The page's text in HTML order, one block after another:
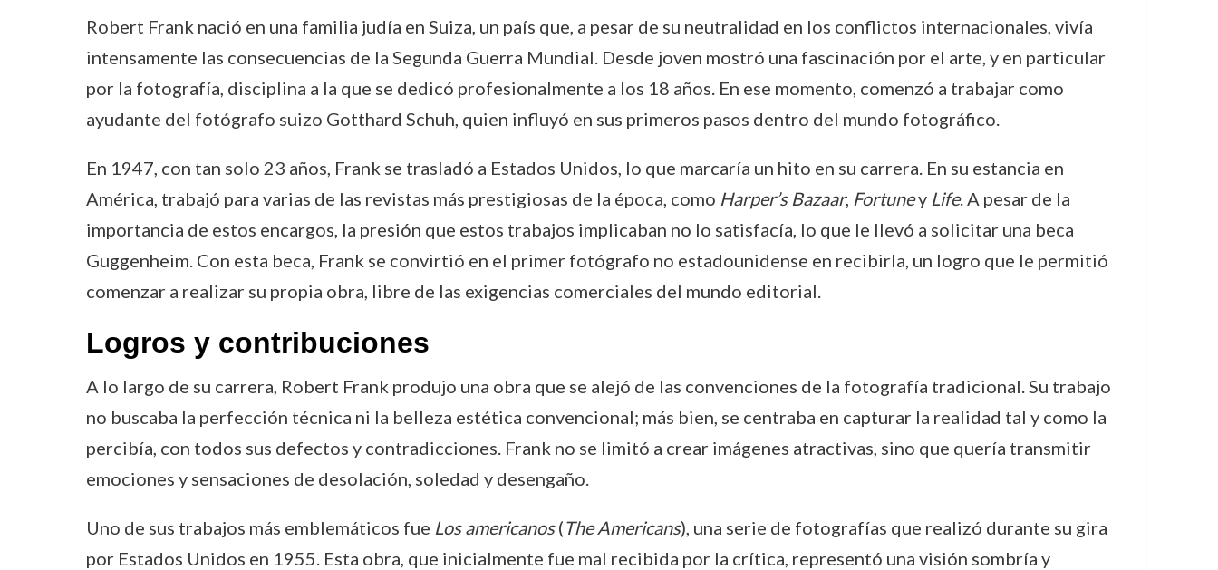
Robert Frank nació en una familia judía en Suiza, un país que, a pesar de su neutralidad en los conflictos internacionales, vivía
intensamente las consecuencias de la Segunda Guerra Mundial. Desde joven mostró una fascinación por el arte, y en particular
por la fotografía, disciplina a la que se dedicó profesionalmente a los 18 años. En ese momento, comenzó a trabajar como
ayudante del fotógrafo suizo Gotthard Schuh, quien influyó en sus primeros pasos dentro del mundo fotográfico.
En 1947, con tan solo 23 años, Frank se trasladó a Estados Unidos, lo que marcaría un hito en su carrera. En su estancia en
América, trabajó para varias de las revistas más prestigiosas de la época, como Harper’s Bazaar, Fortuney Life. A pesar de la
importancia de estos encargos, la presión que estos trabajos implicaban no lo satisfacía, lo que le llevó a solicitar una beca
Guggenheim. Con esta beca, Frank se convirtió en el primer fotógrafo no estadounidense en recibirla, un logro que le permitió
comenzar a realizar su propia obra, libre de las exigencias comerciales del mundo editorial.
Logros y contribuciones
A lo largo de su carrera, Robert Frank produjo una obra que se alejó de las convenciones de la fotografía tradicional. Su trabajo
no buscaba la perfección técnica ni la belleza estética convencional; más bien, se centraba en capturar la realidad tal y como la
percibía, con todos sus defectos y contradicciones. Frank no se limitó a crear imágenes atractivas, sino que quería transmitir
emociones y sensaciones de desolación, soledad y desengaño.
Uno de sus trabajos más emblemáticos fue Los americanos(The Americans), una serie de fotografías que realizó durante su gira
por Estados Unidos en 1955. Esta obra, que inicialmente fue mal recibida por la crítica, representó una visión sombría y